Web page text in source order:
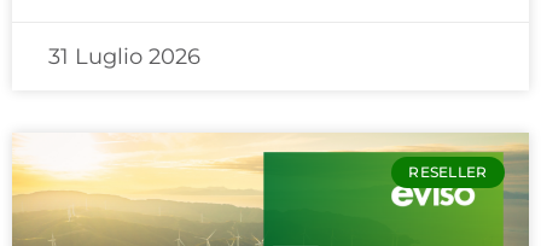
31 Luglio 2026
RESELLER